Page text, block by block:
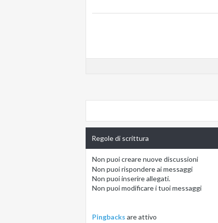
Regole di scrittura
Non puoicreare nuove discussioni
Non puoirispondere ai messaggi
Non puoiinserire allegati.
Non puoimodificare i tuoi messaggi
Pingbacks areattivo